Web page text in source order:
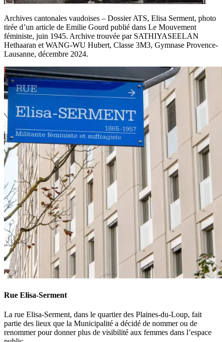
Archives cantonales vaudoises – Dossier ATS, Elisa Serment, photo
tirée d’un article de Emilie Gourd publié dans Le Mouvement
féministe, juin 1945. Archive trouvée par SATHIYASEELAN
Hethaaran et WANG-WU Hubert, Classe 3M3, Gymnase Provence-
Lausanne, décembre 2024.
Rue Elisa-Serment
La rue Elisa-Serment, dans le quartier des Plaines-du-Loup, fait
partie des lieux que la Municipalité a décidé de nommer ou de
renommer pour donner plus de visibilité aux femmes dans l’espace